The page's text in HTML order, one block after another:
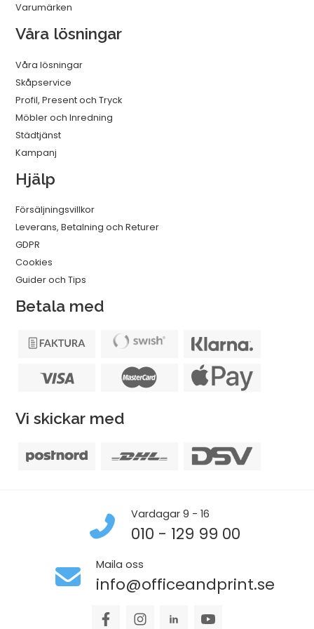
Varumärken
Våra lösningar
Våra lösningar
Skåpservice
Profil, Present och Tryck
Möbler och Inredning
Städtjänst
Kampanj
Hjälp
Försäljningsvillkor
Leverans, Betalning och Returer
GDPR
Cookies
Guider och Tips
Betala med
Vi skickar med
Vardagar 9 - 16
010 - 129 99 00
Maila oss
info@officeandprint.se